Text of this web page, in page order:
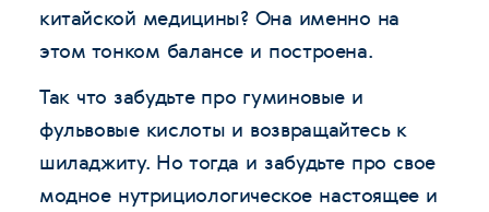
китайской медицины? Она именно на
этом тонком балансе и построена.
Так что забудьте про гуминовые и
фульвовые кислоты и возвращайтесь к
шиладжиту. Но тогда и забудьте про свое
модное нутрициологическое настоящее и